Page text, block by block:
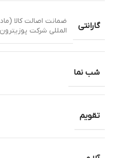
گارانتی
المللی شرکت
شب نما
تقویم